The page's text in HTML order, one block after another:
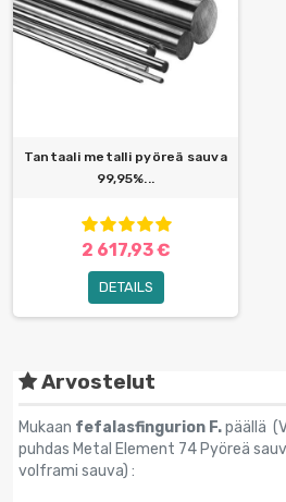
Tantaali metalli pyöreä sauva
99,95%...
2 617,93 €
DETAILS
Arvostelut
Mukaan fefalasfingurion F.päällä (
puhdas Metal Element 74 Pyöreä
volframi sauva) :